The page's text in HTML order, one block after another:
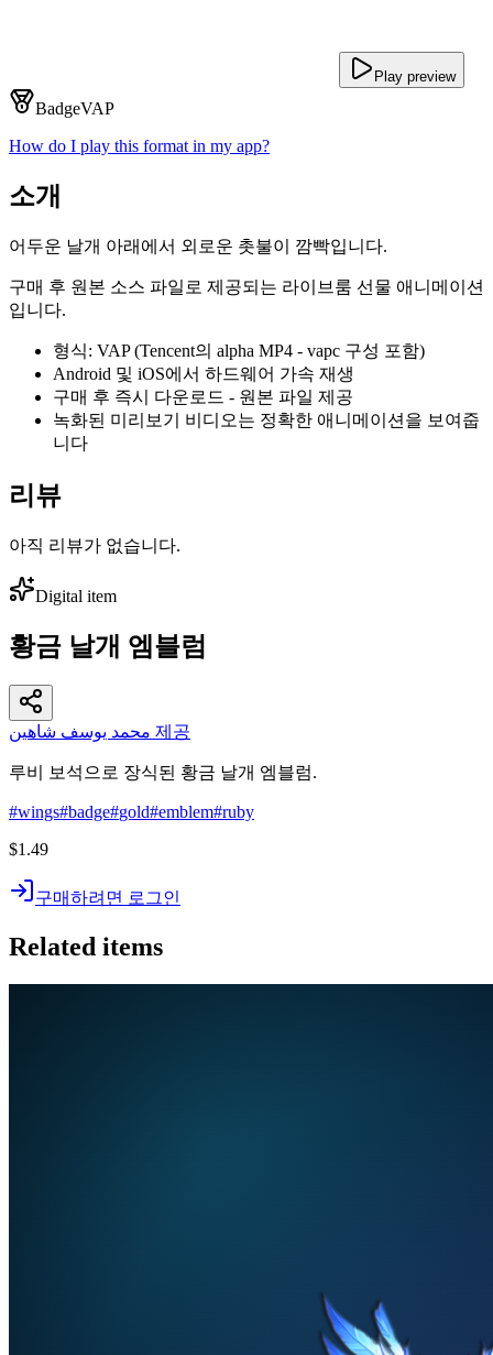
Play preview
BadgeVAP
How do I play this format in my app?
소개
어두운 날개 아래에서 외로운 촛불이 깜빡입니다.
구매 후 원본 소스 파일로 제공되는 라이브룸 선물 애니메이션
입니다.
형식: VAP (Tencent의 alpha MP4 - vapc 구성 포함)
Android 및 iOS에서 하드웨어 가속 재생
구매 후 즉시 다운로드 - 원본 파일 제공
녹화된 미리보기 비디오는 정확한 애니메이션을 보여줍
니다
리뷰
아직 리뷰가 없습니다.
Digital item
황금 날개 엠블럼
محمد يوسف شاهين 제공
루비 보석으로 장식된 황금 날개 엠블럼.
#wings#badge#gold#emblem#ruby
$1.49
구매하려면 로그인
Related items